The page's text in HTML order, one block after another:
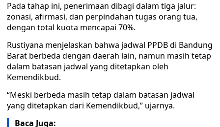
Pada tahap ini, penerimaan dibagi dalam tiga jalur:
zonasi, afirmasi, dan perpindahan tugas orang tua,
dengan total kuota mencapai 70%.
Rustiyana menjelaskan bahwa jadwal PPDB di Bandung
Barat berbeda dengan daerah lain, namun masih tetap
dalam batasan jadwal yang ditetapkan oleh
Kemendikbud.
“Meski berbeda masih tetap dalam batasan jadwal
yang ditetapkan dari Kemendikbud,” ujarnya.
Baca Juga: